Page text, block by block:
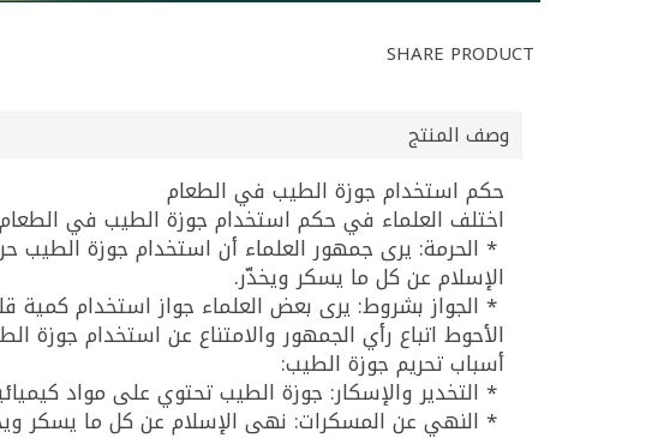
SHARE PRODUCT
وصف المنتج
حكم استخدام جوزة الطيب في الطعام
اختلف العلماء في حكم استخدام جوزة الطيب في
* الحرمة: يرى جمهور العلماء أن استخدام جوزة الطيب
الإسلام عن كل ما يسكر ويخدّر.
* الجواز بشروط: يرى بعض العلماء جواز استخدام كمية
الأحوط اتباع رأي الجمهور والامتناع عن استخدام جوزة
أسباب تحريم جوزة الطيب:
* التخدير والإسكار: جوزة الطيب تحتوي على مواد
* النهي عن المسكرات: نهى الإسلام عن كل ما يسكر